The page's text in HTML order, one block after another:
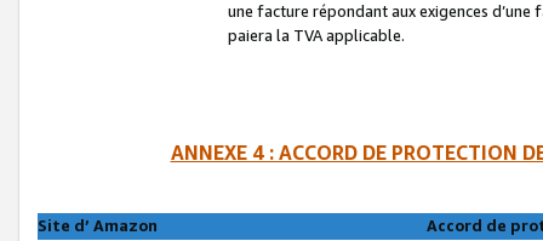
une facture répondant aux exigences
paiera la TVA applicable.
ANNEXE 4 : ACCORD DE PROTECTION
Site d’ Amazon
Accord de